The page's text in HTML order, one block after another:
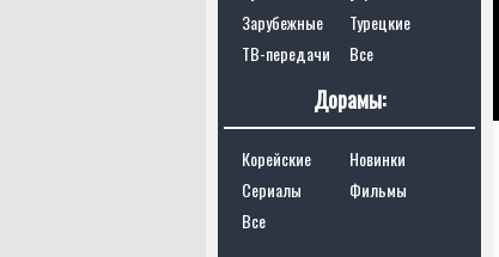
Зарубежные
Турецкие
ТВ-передачи
Все
Дорамы:
Корейские
Новинки
Сериалы
Фильмы
Все